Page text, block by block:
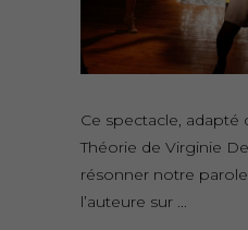
Ce spectacle, adapté
Théorie de Virginie
résonner notre
l’auteure sur